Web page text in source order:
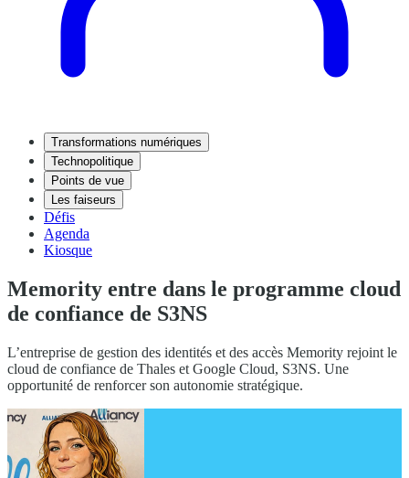
Transformations numériques
Technopolitique
Points de vue
Les faiseurs
Défis
Agenda
Kiosque
Memority entre dans le programme cloud
de confiance de S3NS
L’entreprise de gestion des identités et des accès Memority rejoint le
cloud de confiance de Thales et Google Cloud, S3NS. Une
opportunité de renforcer son autonomie stratégique.